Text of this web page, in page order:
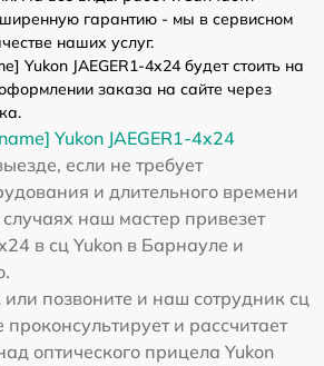
гарантию - мы в сервисном
наших услуг.
Yukon JAEGER1-4x24 будет стоить на
заказа на сайте через
Yukon JAEGER1-4x24
если не требует
и длительного времени
наш мастер привезет
в сц Yukon в Барнауле и
позвоните и наш сотрудник сц
и рассчитает
оптического прицела Yukon